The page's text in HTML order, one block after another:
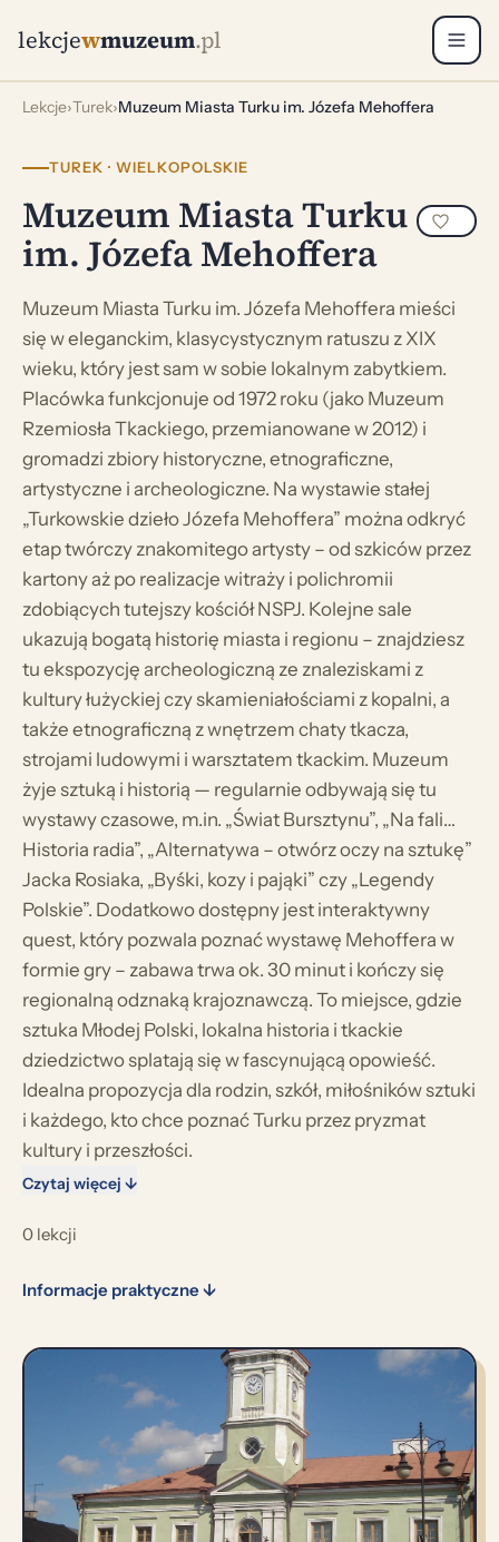
lekcjewmuzeum.pl
Lekcje›Turek›Muzeum Miasta Turku im. Józefa Mehoffera
TUREK · WIELKOPOLSKIE
Muzeum Miasta Turku
im. Józefa Mehoffera
Muzeum Miasta Turku im. Józefa Mehoffera mieści
się w eleganckim, klasycystycznym ratuszu z XIX
wieku, który jest sam w sobie lokalnym zabytkiem.
Placówka funkcjonuje od 1972 roku (jako Muzeum
Rzemiosła Tkackiego, przemianowane w 2012) i
gromadzi zbiory historyczne, etnograficzne,
artystyczne i archeologiczne. Na wystawie stałej
„Turkowskie dzieło Józefa Mehoffera” można odkryć
etap twórczy znakomitego artysty – od szkiców przez
kartony aż po realizacje witraży i polichromii
zdobiących tutejszy kościół NSPJ. Kolejne sale
ukazują bogatą historię miasta i regionu – znajdziesz
tu ekspozycję archeologiczną ze znaleziskami z
kultury łużyckiej czy skamieniałościami z kopalni, a
także etnograficzną z wnętrzem chaty tkacza,
strojami ludowymi i warsztatem tkackim. Muzeum
żyje sztuką i historią — regularnie odbywają się tu
wystawy czasowe, m.in. „Świat Bursztynu”, „Na fali…
Historia radia”, „Alternatywa – otwórz oczy na sztukę”
Jacka Rosiaka, „Byśki, kozy i pająki” czy „Legendy
Polskie”. Dodatkowo dostępny jest interaktywny
quest, który pozwala poznać wystawę Mehoffera w
formie gry – zabawa trwa ok. 30 minut i kończy się
regionalną odznaką krajoznawczą. To miejsce, gdzie
sztuka Młodej Polski, lokalna historia i tkackie
dziedzictwo splatają się w fascynującą opowieść.
Idealna propozycja dla rodzin, szkół, miłośników sztuki
i każdego, kto chce poznać Turku przez pryzmat
kultury i przeszłości.
Czytaj więcej ↓
0 lekcji
Informacje praktyczne ↓